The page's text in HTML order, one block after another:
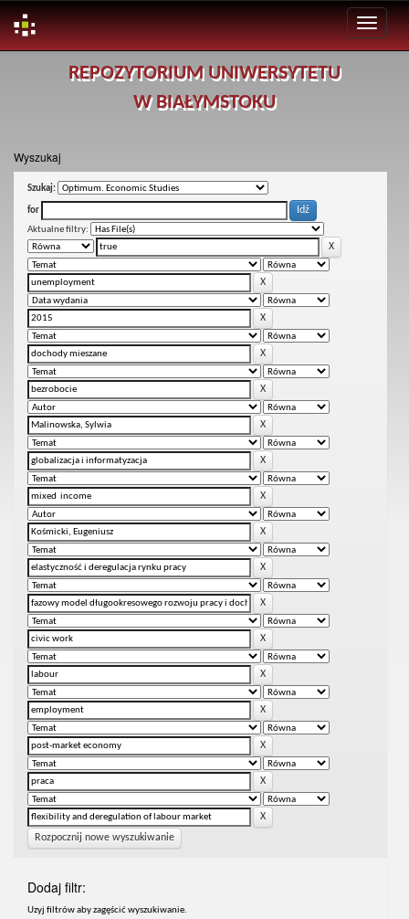
REPOZYTORIUM UNIWERSYTETU
W BIAŁYMSTOKU
Wyszukaj
Szukaj:
for
Aktualne filtry:
Rozpocznij nowe wyszukiwanie
Dodaj filtr:
Uzyj filtrów aby zagęścić wyszukiwanie.